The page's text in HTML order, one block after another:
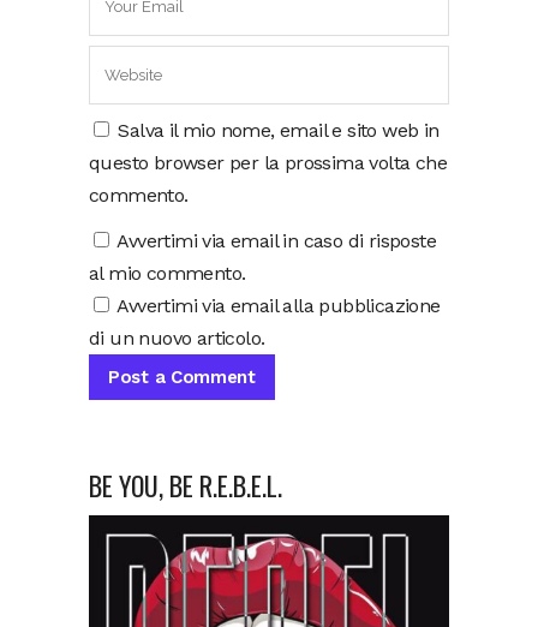
Salva il mio nome, email e sito web in
questo browser per la prossima volta che
commento.
Avvertimi via email in caso di risposte
al mio commento.
Avvertimi via email alla pubblicazione
di un nuovo articolo.
BE YOU, BE R.E.B.E.L.